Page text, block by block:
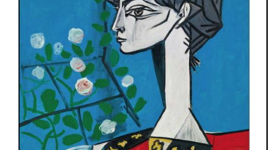
Lettre ouverte sur l’avenir de la poésie
Christian Monginot Essais & Chroniques